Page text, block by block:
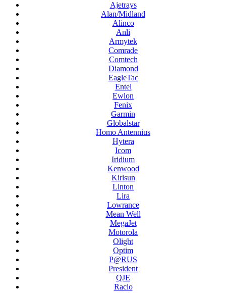
Ajetrays
Alan/Midland
Alinco
Anli
Armytek
Comrade
Comtech
Diamond
EagleTac
Entel
Ewlon
Fenix
Garmin
Globalstar
Homo Antennius
Hytera
Icom
Iridium
Kenwood
Kirisun
Linton
Lira
Lowrance
Mean Well
MegaJet
Motorola
Olight
Optim
P@RUS
President
QJE
Racio